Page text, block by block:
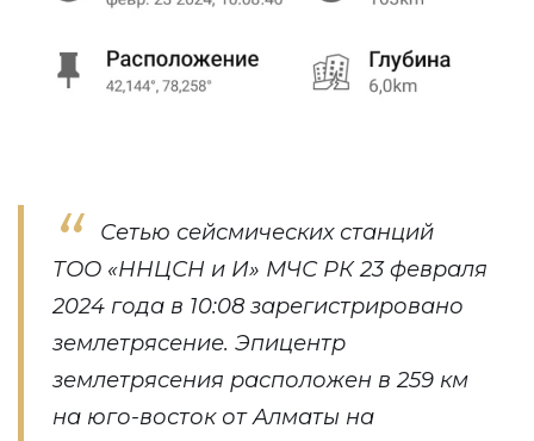
Сетью сейсмических станций
ТОО «ННЦСН и И» МЧС РК 23 февраля
2024 года в 10:08 зарегистрировано
землетрясение. Эпицентр
землетрясения расположен в 259 км
на юго-восток от Алматы на